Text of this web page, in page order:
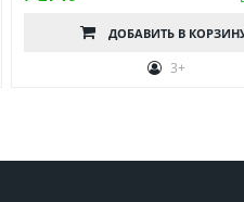
ДОБАВИТЬ В
3+